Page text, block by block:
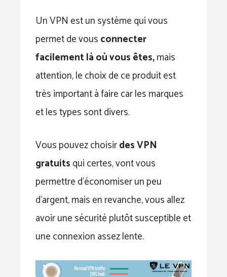
Un VPN est un système qui vous
permet de vousconnecter
facilement là où vous êtes,mais
attention, le choix de ce produit est
très important à faire car les marques
et les types sont divers.
Vous pouvez choisirdes VPN
gratuitsqui certes, vont vous
permettre d’économiser un peu
d’argent, mais en revanche, vous allez
avoir une sécurité plutôt susceptible et
une connexion assez lente.